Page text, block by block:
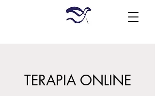
TERAPIA ONLINE